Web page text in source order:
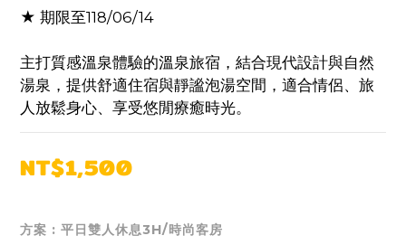
★ 期限至118/06/14
主打質感溫泉體驗的溫泉旅宿，結合現代設計與自然
湯泉，提供舒適住宿與靜謐泡湯空間，適合情侶、旅
人放鬆身心、享受悠閒療癒時光。
NT$1,500
方案 : 平日雙人休息3H/時尚客房